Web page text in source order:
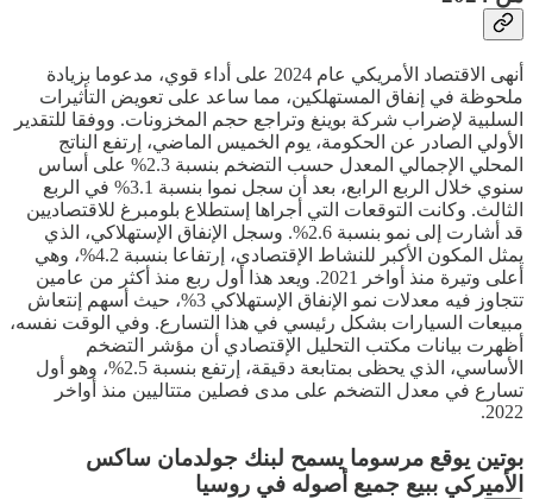
أنهى الاقتصاد الأمريكي عام 2024 على أداء قوي، مدعوما بزيادة
ملحوظة في إنفاق المستهلكين، مما ساعد على تعويض التأثيرات
السلبية لإضراب شركة بوينغ وتراجع حجم المخزونات. ووفقا للتقدير
الأولي الصادر عن الحكومة، يوم الخميس الماضي، إرتفع الناتج
المحلي الإجمالي المعدل حسب التضخم بنسبة 2.3% على أساس
سنوي خلال الربع الرابع، بعد أن سجل نموا بنسبة 3.1% في الربع
الثالث. وكانت التوقعات التي أجراها إستطلاع بلومبرغ للاقتصاديين
قد أشارت إلى نمو بنسبة 2.6%. وسجل الإنفاق الإستهلاكي، الذي
يمثل المكون الأكبر للنشاط الإقتصادي، إرتفاعا بنسبة 4.2%، وهي
أعلى وتيرة منذ أواخر 2021. ويعد هذا أول ربع منذ أكثر من عامين
تتجاوز فيه معدلات نمو الإنفاق الإستهلاكي 3%، حيث أسهم إنتعاش
مبيعات السيارات بشكل رئيسي في هذا التسارع. وفي الوقت نفسه،
أظهرت بيانات مكتب التحليل الإقتصادي أن مؤشر التضخم
الأساسي، الذي يحظى بمتابعة دقيقة، إرتفع بنسبة 2.5%، وهو أول
تسارع في معدل التضخم على مدى فصلين متتاليين منذ أواخر
2022.
بوتين يوقع مرسوما يسمح لبنك جولدمان ساكس
الأميركي ببيع جميع أصوله في روسيا